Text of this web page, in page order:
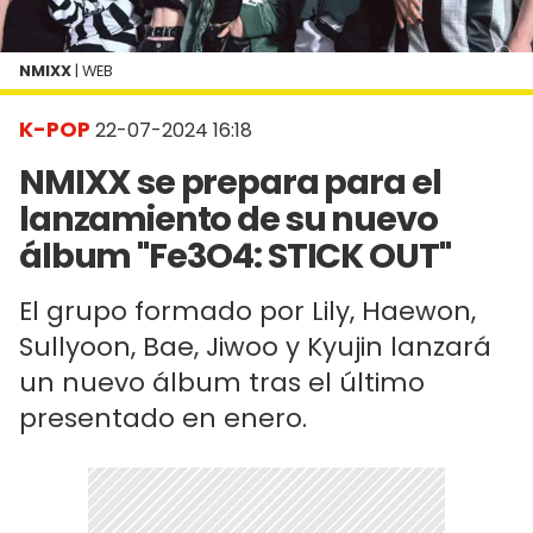
K-POP 22-07-2024 16:18
NMIXX se prepara para el
lanzamiento de su nuevo
álbum "Fe3O4: STICK OUT"
El grupo formado por Lily, Haewon,
Sullyoon, Bae, Jiwoo y Kyujin lanzará
un nuevo álbum tras el último
presentado en enero.
NMIXX | WEB